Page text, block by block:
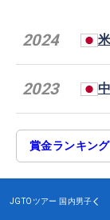
2024
2023
賞金ランキング
JGTOツアー 国内男子